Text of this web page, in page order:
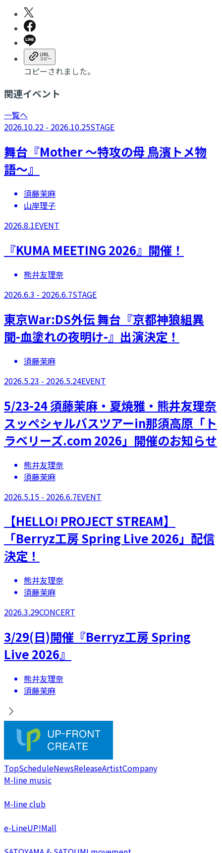
コピーされました。
関連イベント
一覧へ
2026.10.22 - 2026.10.25STAGE
舞台『Mother ～特攻の母 鳥濱トメ物
語～』
須藤茉麻
山岸理子
2026.8.1EVENT
『KUMA MEETING 2026』開催！
熊井友理奈
2026.6.3 - 2026.6.7STAGE
​東京War:DS外伝 舞台『京都神狼組異
聞-血塗れの夜明け-』出演決定！
須藤茉麻
2026.5.23 - 2026.5.24EVENT
5/23-24 須藤茉麻・夏焼雅・熊井友理奈
スッペシャルバスツアーin那須高原「ト
ラベリーズ.com 2026」開催のお知らせ
熊井友理奈
須藤茉麻
2026.5.15 - 2026.6.7EVENT
【​HELLO! PROJECT STREAM】
「Berryz工房 Spring Live 2026」配信
決定！
熊井友理奈
須藤茉麻
2026.3.29CONCERT
3/29(日)開催『Berryz工房 Spring
Live 2026』
熊井友理奈
須藤茉麻
TopScheduleNewsReleaseArtistCompany
M-line music
M-line club
e-LineUP!Mall